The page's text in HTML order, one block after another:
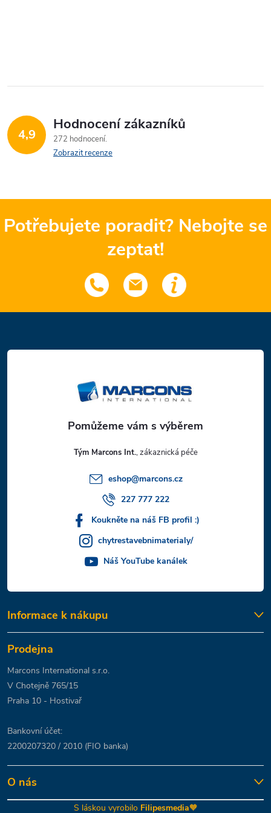
4,9
Hodnocení zákazníků
272 hodnocení
Zobrazit recenze
Potřebujete poradit? Nebojte se
zeptat!
á
Tým Marcons Int.
eshop@marcons.cz
227 777 222
Koukněte na náš FB profil :)
chytrestavebnimaterialy/
Náš YouTube kanálek
Informace k nákupu
Prodejna
Marcons International s.r.o.
V Chotejně 765/15
Praha 10 - Hostivař
Bankovní účet:
2200207320 / 2010 (FIO banka)
O nás
S láskou vyrobilo Filipesmedia🧡